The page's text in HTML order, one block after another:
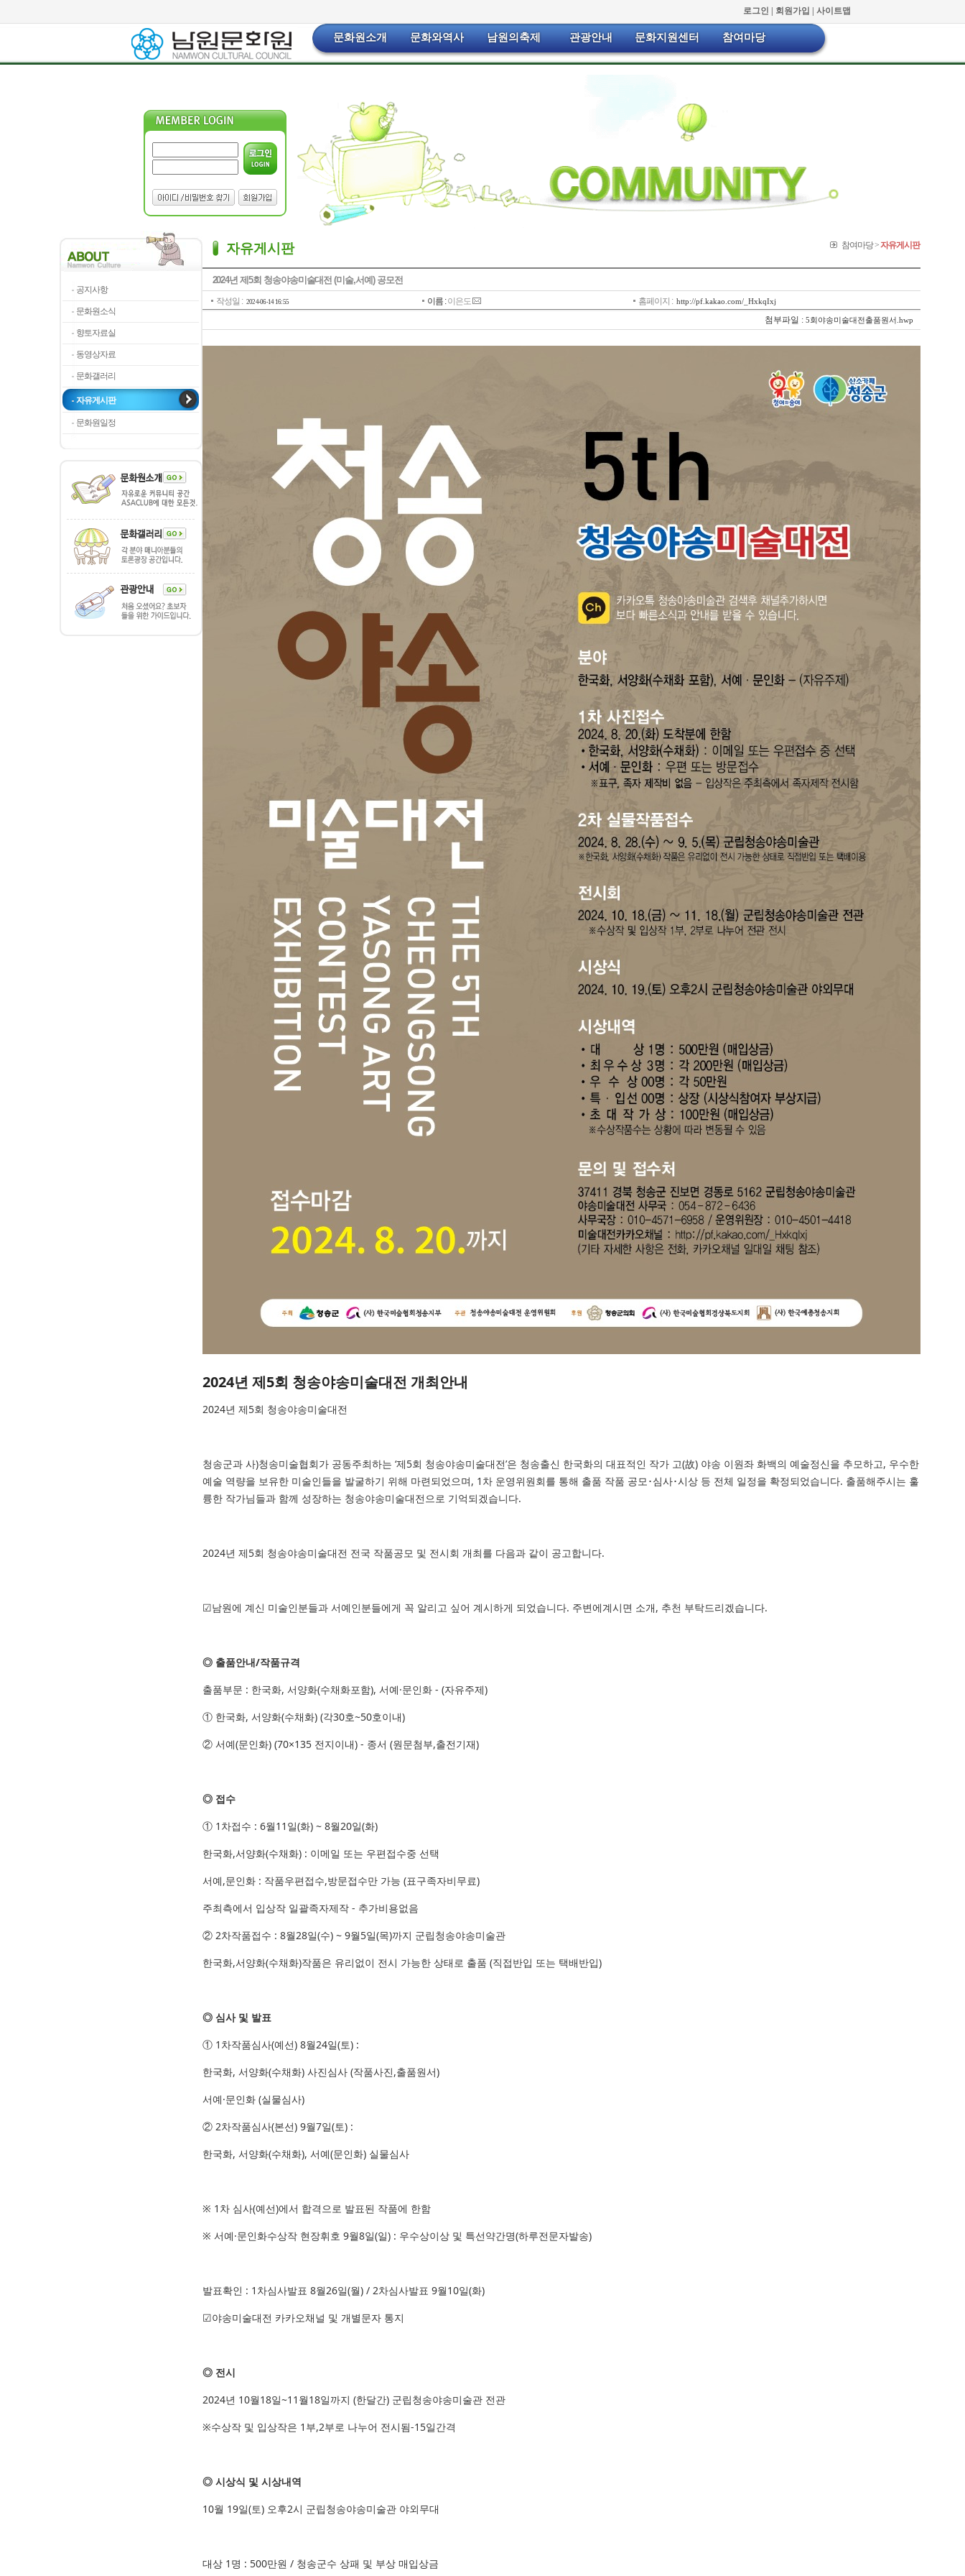
로그인 | 회원가입 | 사이트맵
문화원소개 문화와역사 남원의축제 관광안내 문화지원센터 참여마당
공지사항
문화원소식
향토자료실
동영상자료
문화갤러리
자유게시판
문화원일정
자유게시판 참여마당 >자유게시판
2024년 제5회 청송야송미술대전 (미술,서예) 공모전
작성일 : 2024-06-14 16:55 이름 :이은도 홈페이지 : http://pf.kakao.com/_HxkqIxj
첨부파일 : 5회야송미술대전출품원서.hwp
2024년 제5회 청송야송미술대전 개최안내
2024년 제5회 청송야송미술대전
청송군과 사)청송미술협회가 공동주최하는 ‘제5회 청송야송미술대전’은 청송출신 한국화의 대표적인 작가 고(故) 야송 이원좌 화백의 예술정신을 추모하고, 우수한
예술 역량을 보유한 미술인들을 발굴하기 위해 마련되었으며, 1차 운영위원회를 통해 출품 작품 공모･심사･시상 등 전체 일정을 확정되었습니다. 출품해주시는 훌
륭한 작가님들과 함께 성장하는 청송야송미술대전으로 기억되겠습니다.
2024년 제5회 청송야송미술대전 전국 작품공모 및 전시회 개최를 다음과 같이 공고합니다.
☑남원에 계신 미술인분들과 서예인분들에게 꼭 알리고 싶어 계시하게 되었습니다. 주변에계시면 소개, 추천 부탁드리겠습니다.
◎ 출품안내/작품규격
출품부문 : 한국화, 서양화(수채화포함), 서예·문인화 - (자유주제)
① 한국화, 서양화(수채화) (각30호~50호이내)
② 서예(문인화) (70×135 전지이내) - 종서 (원문첨부,출전기재)
◎ 접수
① 1차접수 : 6월11일(화) ~ 8월20일(화)
한국화,서양화(수채화) : 이메일 또는 우편접수중 선택
서예,문인화 : 작품우편접수,방문접수만 가능 (표구족자비무료)
주최측에서 입상작 일괄족자제작 - 추가비용없음
② 2차작품접수 : 8월28일(수) ~ 9월5일(목)까지 군립청송야송미술관
한국화,서양화(수채화)작품은 유리없이 전시 가능한 상태로 출품 (직접반입 또는 택배반입)
◎ 심사 및 발표
① 1차작품심사(예선) 8월24일(토) :
한국화, 서양화(수채화) 사진심사 (작품사진,출품원서)
서예·문인화 (실물심사)
② 2차작품심사(본선) 9월7일(토) :
한국화, 서양화(수채화), 서예(문인화) 실물심사
※ 1차 심사(예선)에서 합격으로 발표된 작품에 한함
※ 서예·문인화수상작 현장휘호 9월8일(일) : 우수상이상 및 특선약간명(하루전문자발송)
발표확인 : 1차심사발표 8월26일(월) / 2차심사발표 9월10일(화)
☑야송미술대전 카카오채널 및 개별문자 통지
◎ 전시
2024년 10월18일~11월18일까지 (한달간) 군립청송야송미술관 전관
※수상작 및 입상작은 1부,2부로 나누어 전시됨-15일간격
◎ 시상식 및 시상내역
10월 19일(토) 오후2시 군립청송야송미술관 야외무대
대상 1명 : 500만원 / 청송군수 상패 및 부상 매입상금